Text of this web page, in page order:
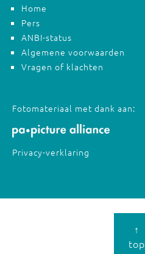
Home
Pers
ANBI-status
Algemene voorwaarden
Vragen of klachten
Fotomateriaal met dank aan:
Privacy-verklaring
↑
top